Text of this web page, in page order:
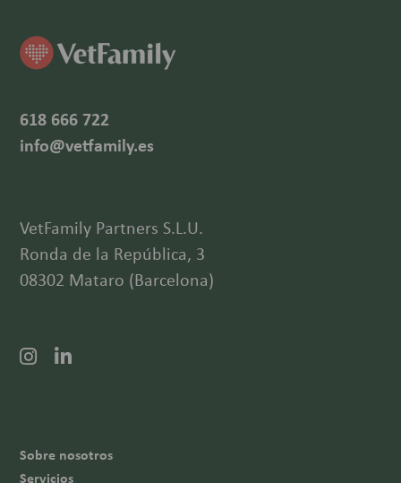
618 666 722
info@vetfamily.es
VetFamily Partners S.L.U.
Ronda de la República, 3
08302 Mataro (Barcelona)
Sobre nosotros
Servicios